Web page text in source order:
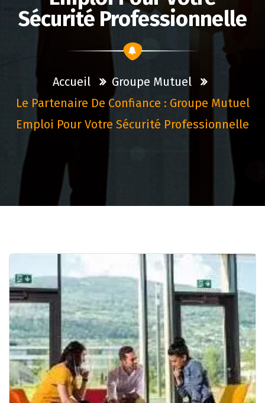
Sécurité Professionnelle
Accueil
Groupe Mutuel
Le Partenaire De Confiance : Groupe Mutuel
Emploi Pour Votre Sécurité Professionnelle